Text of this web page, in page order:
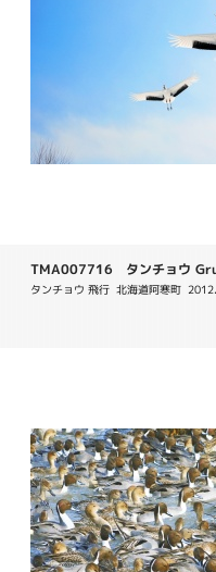
TMA007716 タンチョウ
タンチョウ 飛行  北海道阿寒町